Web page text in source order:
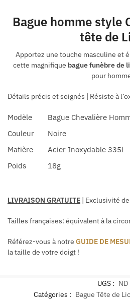
Bague homme style
tête de
Apportez une touche masculine et
cette magnifique bague funèbre de
pour
Détails précis et soignés | Résiste à
Modèle
Bague Chevalière
Couleur
Noire
Matière
Acier Inoxydable 335l
Poids
18g
LIVRAISON GRATUITE | Exclusivité
Tailles françaises: équivalent à la
Référez-vous à notre GUIDE DE
la taille de votre doigt !
UGS : ND
Catégories : Bague Tête de